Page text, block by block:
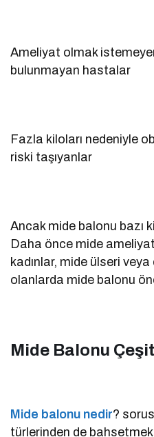
Ameliyat olmak
bulunmayan hastalar
Fazla kiloları nedeniyle
riski taşıyanlar
Ancak mide balonu bazı
Daha önce mide
kadınlar, mide ülseri veya
olanlarda mide balonu
Mide Balonu
Mide balonu nedir?
türlerinden de